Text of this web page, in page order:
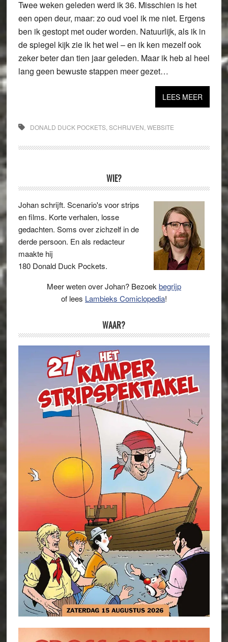
Twee weken geleden werd ik 36. Misschien is het
een open deur, maar: zo oud voel ik me niet. Ergens
ben ik gestopt met ouder worden. Natuurlijk, als ik in
de spiegel kijk zie ik het wel – en ik ken mezelf ook
zeker beter dan tien jaar geleden. Maar ik heb al heel
lang geen bewuste stappen meer gezet…
LEES MEER
DONALD DUCK POCKETS,SCHRIJVEN,WEBSITE
Sidebar
WIE?
Johan schrijft. Scenario's voor strips
en films. Korte verhalen, losse
gedachten. Soms over zichzelf in de
derde persoon. En als redacteur
maakte hij
180 Donald Duck Pockets.
Meer weten over Johan? Bezoekbegrijp
of lees Lambieks Comiclopedia!
WAAR?